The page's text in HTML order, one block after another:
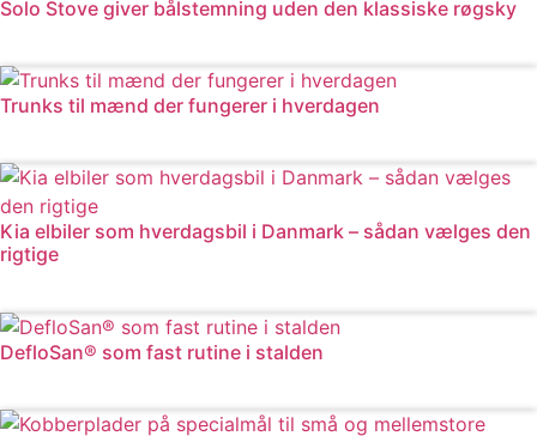
Solo Stove giver bålstemning uden den klassiske røgsky
Trunks til mænd der fungerer i hverdagen
Kia elbiler som hverdagsbil i Danmark – sådan vælges den
rigtige
DefloSan® som fast rutine i stalden